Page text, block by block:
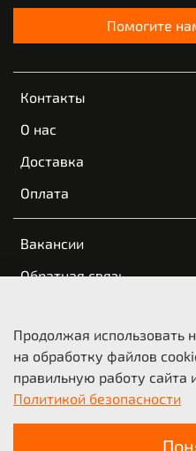
Контакты
О нас
Доставка
Оплата
Вакансии
Обратная связь
Оферта и политика
Помогите
© 2021-2026 KTM Казань | КТМ
ООО «Мото-Трейд», ИНН
Продолжая использовать
на обработку файлов
правильную работу сайта
Политикой безопасности